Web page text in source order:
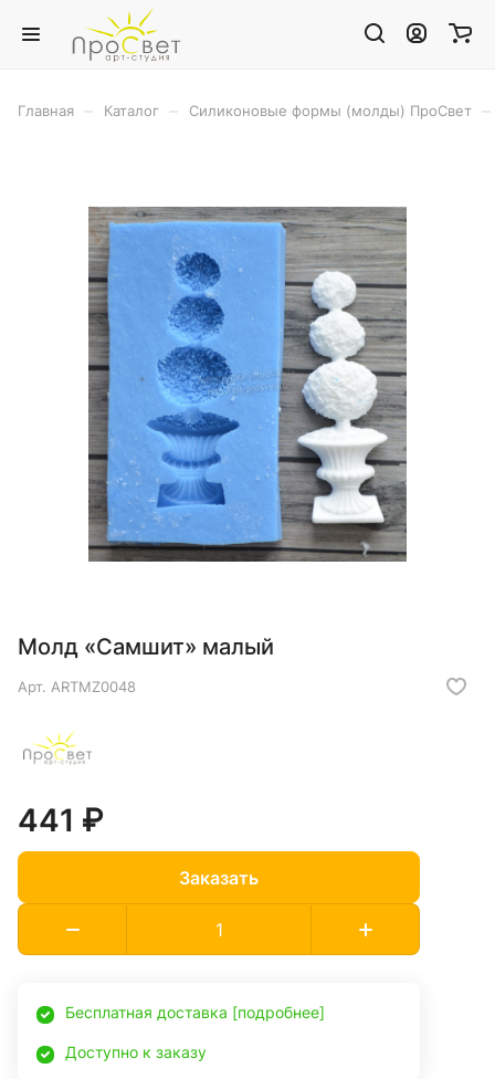
Главная Каталог Силиконовые формы (молды) ПроСвет
Молд «Самшит» малый
Арт. ARTMZ0048
441 ₽
Заказать
Бесплатная доставка [подробнее]
Доступно к заказу